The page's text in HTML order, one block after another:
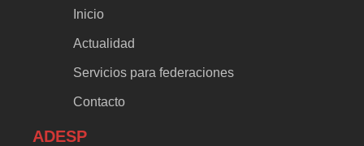
Inicio
Actualidad
Servicios para federaciones
Contacto
ADESP